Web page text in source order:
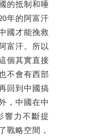
的抵制和唾
年的阿富汗
國才能挽救
富汗。所以
個其實直接
不會有西部
回到中國搞
，中國在中
響力不斷提
戰略空間，